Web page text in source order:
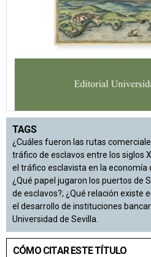
TAGS
¿Cuáles fueron las rutas
tráfico de esclavos entre los siglos
el tráfico esclavista en la economía
¿Qué papel jugaron los puertos de
de esclavos?; ¿Qué relación existe
el desarrollo de instituciones
Universidad de Sevilla.
CÓMO CITAR ESTE TÍTULO